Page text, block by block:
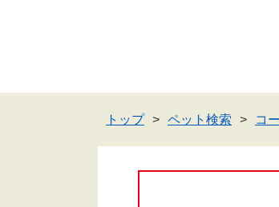
トップ ペット検索 コ